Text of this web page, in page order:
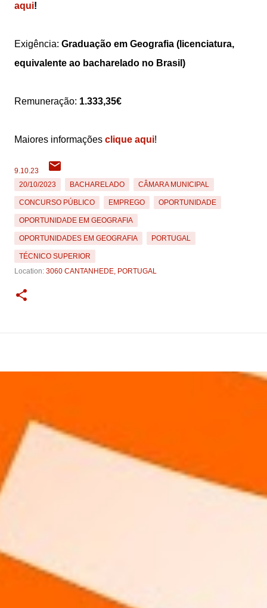
aqui!
Exigência: Graduação em Geografia (licenciatura,
equivalente ao bacharelado no Brasil)
Remuneração: 1.333,35€
Maiores informações clique aqui!
9.10.23
20/10/2023
BACHARELADO CÂMARA MUNICIPAL
CONCURSO PÚBLICO EMPREGO OPORTUNIDADE
OPORTUNIDADE EM GEOGRAFIA
OPORTUNIDADES EM GEOGRAFIA PORTUGAL
TÉCNICO SUPERIOR
Location: 3060 CANTANHEDE, PORTUGAL